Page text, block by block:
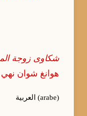
شكاوى زوجة
هوانغ شوان نهي
العربية (arabe)